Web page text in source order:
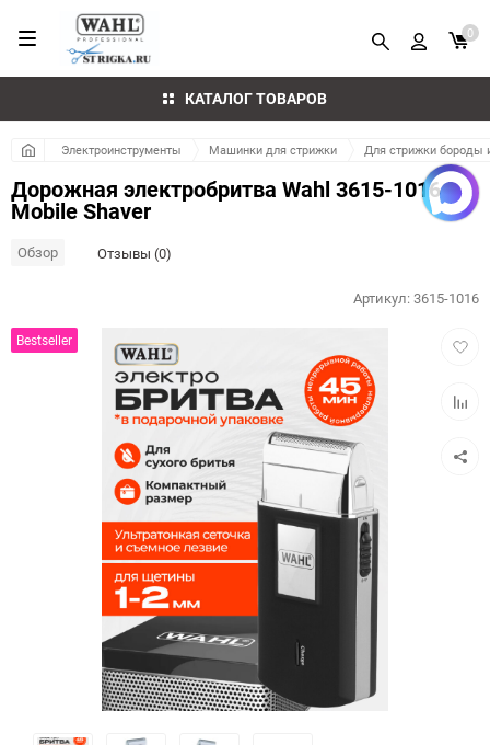
КАТАЛОГ ТОВАРОВ
0
Электроинструменты Машинки для стрижки Для стрижки бороды
Дорожная электробритва Wahl 3615-1016
Mobile Shaver
Обзор Отзывы (0)
Bestseller
Артикул:3615-1016